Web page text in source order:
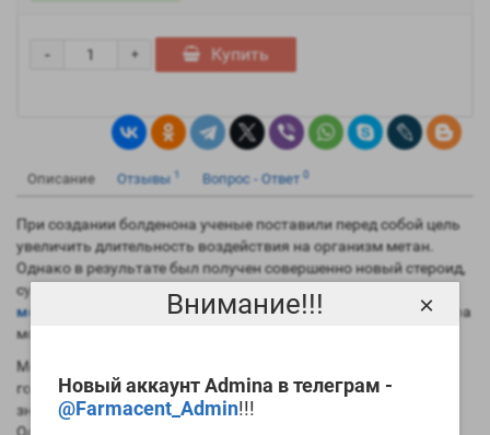
Внимание!!!
Новый аккаунт Admina в телеграм -
@Farmacent_Admin!!!
×
+
- Купить
Описание Отзывы 1 Вопрос - Ответ 0
При создании болденона ученые поставили перед собой цель
увеличить длительность воздействия на организм метан.
Однако в результате был получен совершенно новый стероид,
существенно отличающийся своими свойствами от
метандиенона
. В то же время следует признать, что структура
молекул этих препаратов весьма похожа.
Молекулярная структура болденона напоминает мужской
гормон, но благодаря лишь одному изменению удалось
значительно снизить андрогенную активность препарата.